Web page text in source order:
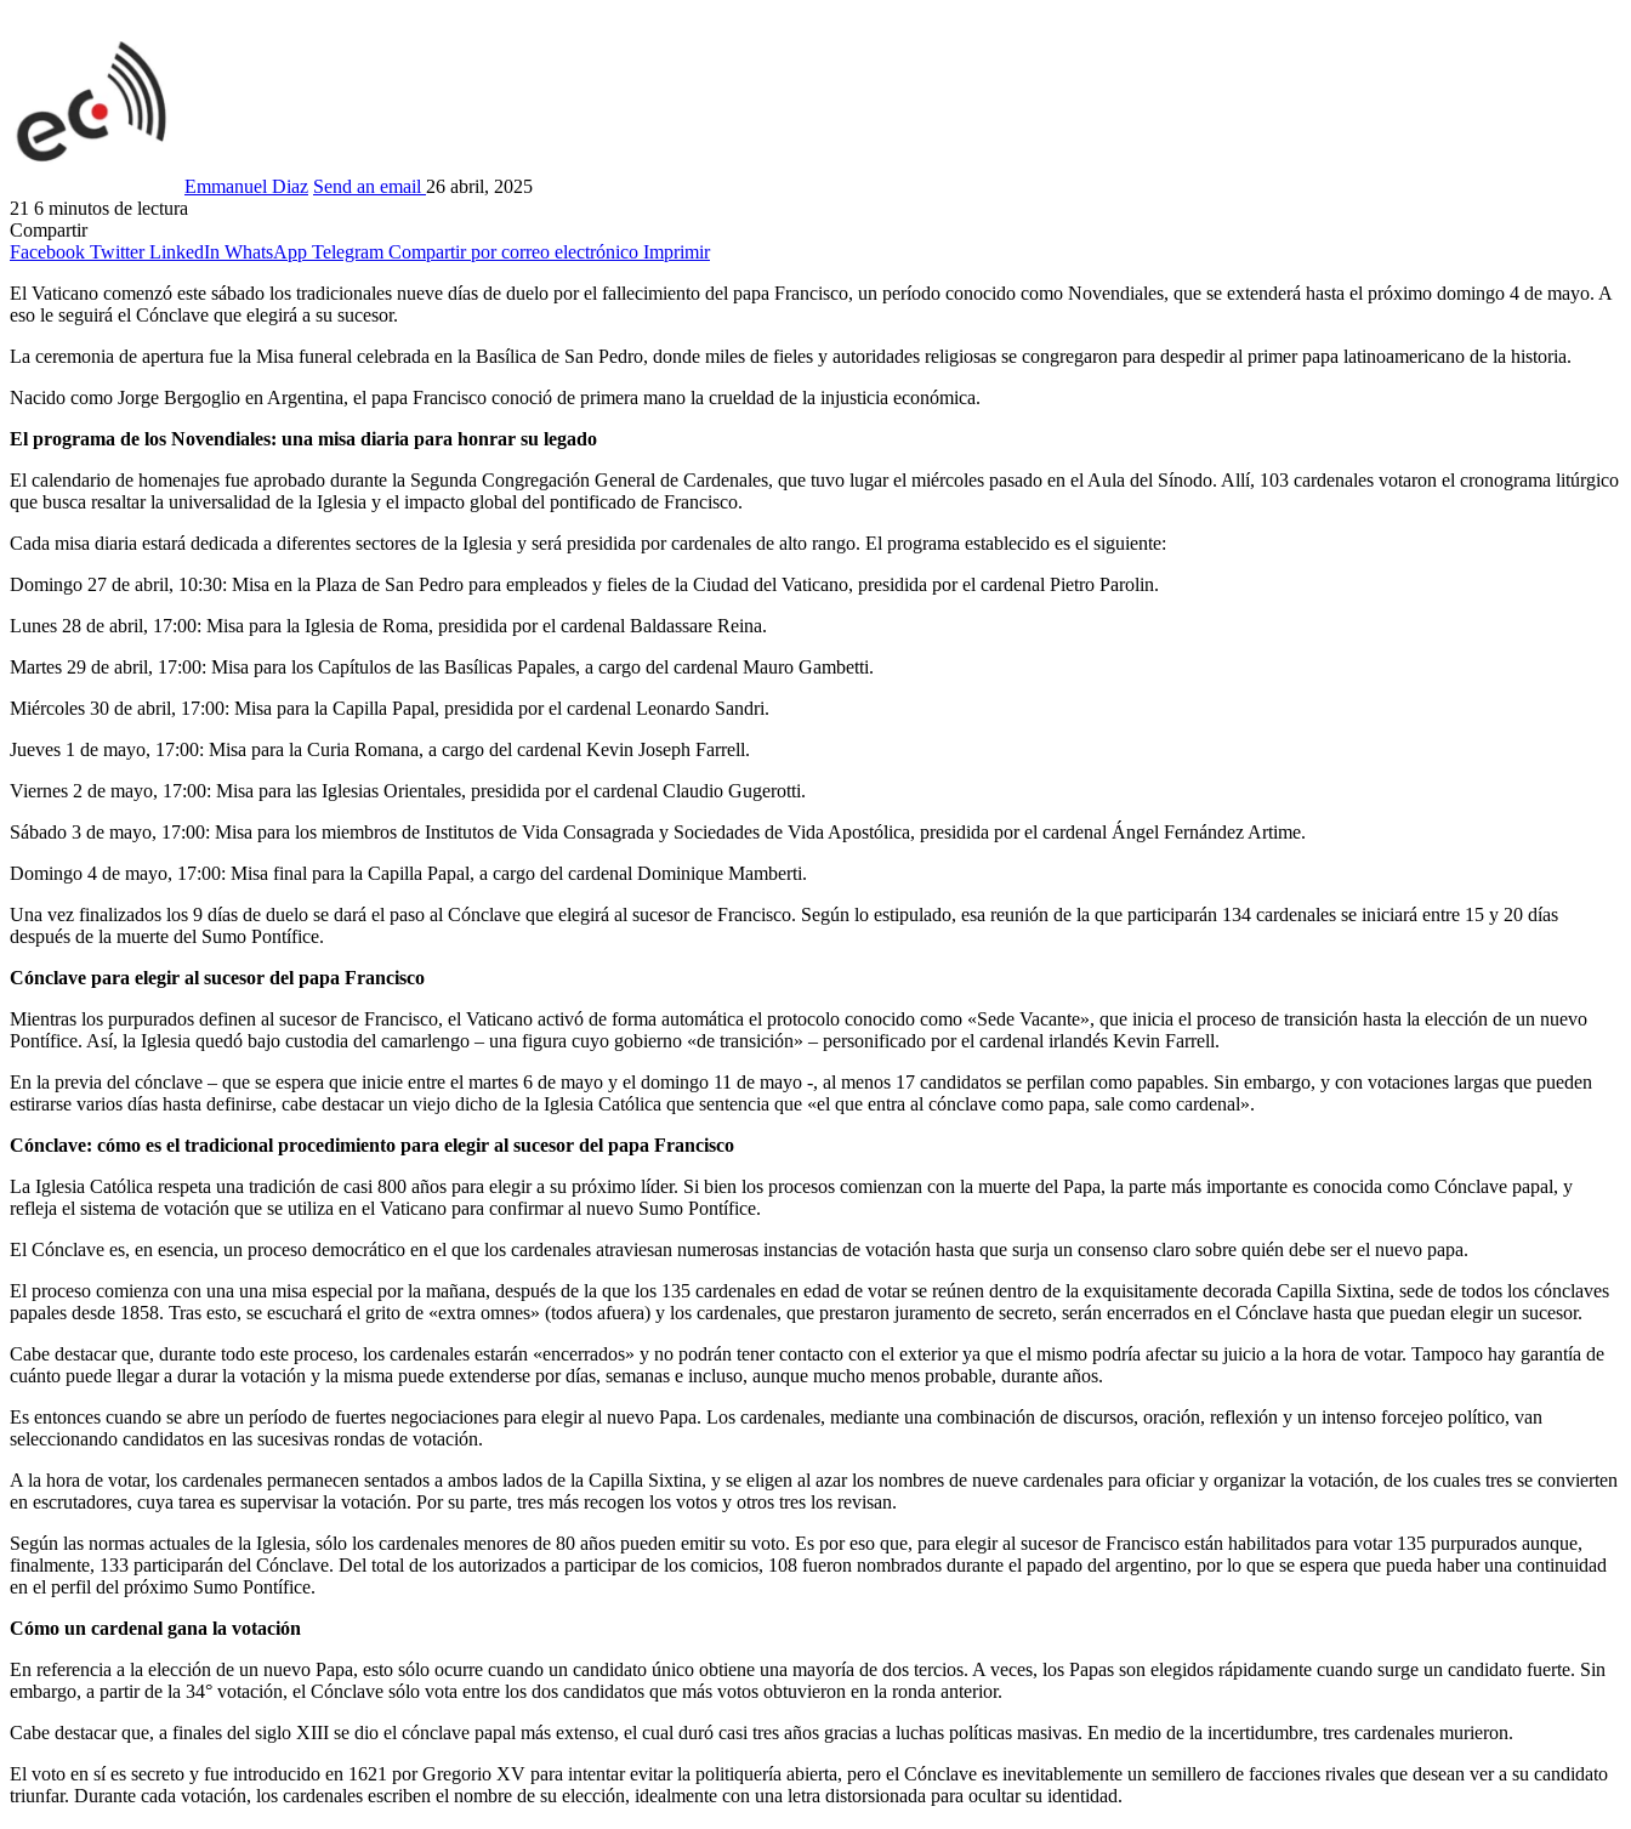
Emmanuel Diaz Send an email 26 abril, 2025
21 6 minutos de lectura
Compartir
Facebook Twitter LinkedIn WhatsApp Telegram Compartir por correo electrónico Imprimir
El Vaticano comenzó este sábado los tradicionales nueve días de duelo por el fallecimiento del papa Francisco, un período conocido como Novendiales, que se extenderá hasta el próximo domingo 4 de mayo. A
eso le seguirá el Cónclave que elegirá a su sucesor.
La ceremonia de apertura fue la Misa funeral celebrada en la Basílica de San Pedro, donde miles de fieles y autoridades religiosas se congregaron para despedir al primer papa latinoamericano de la historia.
Nacido como Jorge Bergoglio en Argentina, el papa Francisco conoció de primera mano la crueldad de la injusticia económica.
El programa de los Novendiales: una misa diaria para honrar su legado
El calendario de homenajes fue aprobado durante la Segunda Congregación General de Cardenales, que tuvo lugar el miércoles pasado en el Aula del Sínodo. Allí, 103 cardenales votaron el cronograma litúrgico
que busca resaltar la universalidad de la Iglesia y el impacto global del pontificado de Francisco.
Cada misa diaria estará dedicada a diferentes sectores de la Iglesia y será presidida por cardenales de alto rango. El programa establecido es el siguiente:
Domingo 27 de abril, 10:30: Misa en la Plaza de San Pedro para empleados y fieles de la Ciudad del Vaticano, presidida por el cardenal Pietro Parolin.
Lunes 28 de abril, 17:00: Misa para la Iglesia de Roma, presidida por el cardenal Baldassare Reina.
Martes 29 de abril, 17:00: Misa para los Capítulos de las Basílicas Papales, a cargo del cardenal Mauro Gambetti.
Miércoles 30 de abril, 17:00: Misa para la Capilla Papal, presidida por el cardenal Leonardo Sandri.
Jueves 1 de mayo, 17:00: Misa para la Curia Romana, a cargo del cardenal Kevin Joseph Farrell.
Viernes 2 de mayo, 17:00: Misa para las Iglesias Orientales, presidida por el cardenal Claudio Gugerotti.
Sábado 3 de mayo, 17:00: Misa para los miembros de Institutos de Vida Consagrada y Sociedades de Vida Apostólica, presidida por el cardenal Ángel Fernández Artime.
Domingo 4 de mayo, 17:00: Misa final para la Capilla Papal, a cargo del cardenal Dominique Mamberti.
Una vez finalizados los 9 días de duelo se dará el paso al Cónclave que elegirá al sucesor de Francisco. Según lo estipulado, esa reunión de la que participarán 134 cardenales se iniciará entre 15 y 20 días
después de la muerte del Sumo Pontífice.
Cónclave para elegir al sucesor del papa Francisco
Mientras los purpurados definen al sucesor de Francisco, el Vaticano activó de forma automática el protocolo conocido como «Sede Vacante», que inicia el proceso de transición hasta la elección de un nuevo
Pontífice. Así, la Iglesia quedó bajo custodia del camarlengo – una figura cuyo gobierno «de transición» – personificado por el cardenal irlandés Kevin Farrell.
En la previa del cónclave – que se espera que inicie entre el martes 6 de mayo y el domingo 11 de mayo -, al menos 17 candidatos se perfilan como papables. Sin embargo, y con votaciones largas que pueden
estirarse varios días hasta definirse, cabe destacar un viejo dicho de la Iglesia Católica que sentencia que «el que entra al cónclave como papa, sale como cardenal».
Cónclave: cómo es el tradicional procedimiento para elegir al sucesor del papa Francisco
La Iglesia Católica respeta una tradición de casi 800 años para elegir a su próximo líder. Si bien los procesos comienzan con la muerte del Papa, la parte más importante es conocida como Cónclave papal, y
refleja el sistema de votación que se utiliza en el Vaticano para confirmar al nuevo Sumo Pontífice.
El Cónclave es, en esencia, un proceso democrático en el que los cardenales atraviesan numerosas instancias de votación hasta que surja un consenso claro sobre quién debe ser el nuevo papa.
El proceso comienza con una una misa especial por la mañana, después de la que los 135 cardenales en edad de votar se reúnen dentro de la exquisitamente decorada Capilla Sixtina, sede de todos los cónclaves
papales desde 1858. Tras esto, se escuchará el grito de «extra omnes» (todos afuera) y los cardenales, que prestaron juramento de secreto, serán encerrados en el Cónclave hasta que puedan elegir un sucesor.
Cabe destacar que, durante todo este proceso, los cardenales estarán «encerrados» y no podrán tener contacto con el exterior ya que el mismo podría afectar su juicio a la hora de votar. Tampoco hay garantía de
cuánto puede llegar a durar la votación y la misma puede extenderse por días, semanas e incluso, aunque mucho menos probable, durante años.
Es entonces cuando se abre un período de fuertes negociaciones para elegir al nuevo Papa. Los cardenales, mediante una combinación de discursos, oración, reflexión y un intenso forcejeo político, van
seleccionando candidatos en las sucesivas rondas de votación.
A la hora de votar, los cardenales permanecen sentados a ambos lados de la Capilla Sixtina, y se eligen al azar los nombres de nueve cardenales para oficiar y organizar la votación, de los cuales tres se convierten
en escrutadores, cuya tarea es supervisar la votación. Por su parte, tres más recogen los votos y otros tres los revisan.
Según las normas actuales de la Iglesia, sólo los cardenales menores de 80 años pueden emitir su voto. Es por eso que, para elegir al sucesor de Francisco están habilitados para votar 135 purpurados aunque,
finalmente, 133 participarán del Cónclave. Del total de los autorizados a participar de los comicios, 108 fueron nombrados durante el papado del argentino, por lo que se espera que pueda haber una continuidad
en el perfil del próximo Sumo Pontífice.
Cómo un cardenal gana la votación
En referencia a la elección de un nuevo Papa, esto sólo ocurre cuando un candidato único obtiene una mayoría de dos tercios. A veces, los Papas son elegidos rápidamente cuando surge un candidato fuerte. Sin
embargo, a partir de la 34° votación, el Cónclave sólo vota entre los dos candidatos que más votos obtuvieron en la ronda anterior.
Cabe destacar que, a finales del siglo XIII se dio el cónclave papal más extenso, el cual duró casi tres años gracias a luchas políticas masivas. En medio de la incertidumbre, tres cardenales murieron.
El voto en sí es secreto y fue introducido en 1621 por Gregorio XV para intentar evitar la politiquería abierta, pero el Cónclave es inevitablemente un semillero de facciones rivales que desean ver a su candidato
triunfar. Durante cada votación, los cardenales escriben el nombre de su elección, idealmente con una letra distorsionada para ocultar su identidad.